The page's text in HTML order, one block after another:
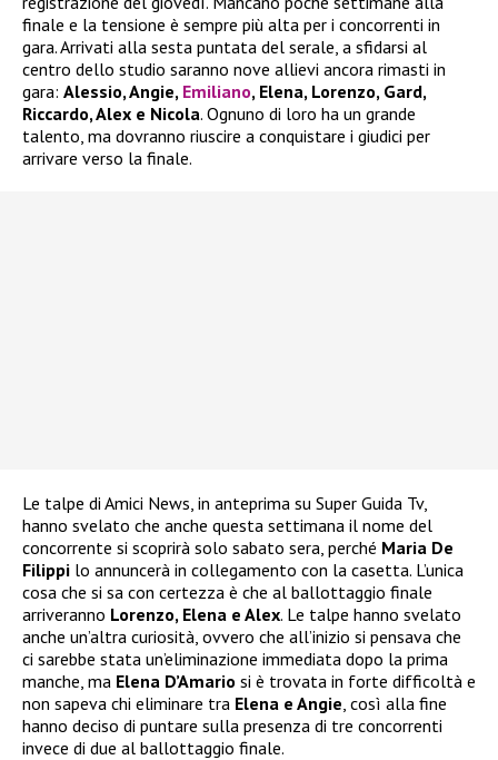
finale e la tensione è sempre più alta per i concorrenti in
gara. Arrivati alla sesta puntata del serale, a sfidarsi al
centro dello studio saranno nove allievi ancora rimasti in
gara: Alessio, Angie, Emiliano, Elena, Lorenzo, Gard,
Riccardo, Alex e Nicola. Ognuno di loro ha un grande
talento, ma dovranno riuscire a conquistare i giudici per
arrivare verso la finale.
Le talpe di Amici News, in anteprima su Super Guida Tv,
hanno svelato che anche questa settimana il nome del
concorrente si scoprirà solo sabato sera, perché Maria De
Filippi lo annuncerà in collegamento con la casetta. L’unica
cosa che si sa con certezza è che al ballottaggio finale
arriveranno Lorenzo, Elena e Alex. Le talpe hanno svelato
anche un’altra curiosità, ovvero che all’inizio si pensava che
ci sarebbe stata un’eliminazione immediata dopo la prima
manche, ma Elena D’Amario si è trovata in forte difficoltà e
non sapeva chi eliminare tra Elena e Angie , così alla fine
hanno deciso di puntare sulla presenza di tre concorrenti
invece di due al ballottaggio finale.